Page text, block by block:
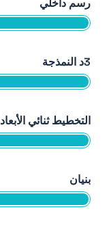
رسم داخلي
3د النمذجة
التخطيط ثنائي الأبعاد
بنيان